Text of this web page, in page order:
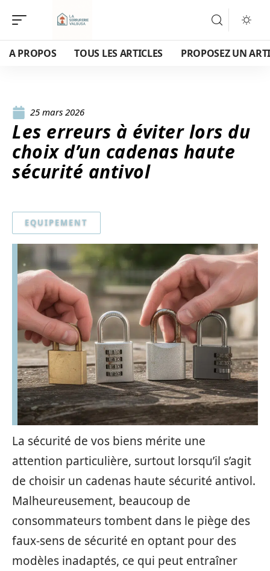
A PROPOS TOUS LES ARTICLES PROPOSEZ UN
25 mars 2026
Les erreurs à éviter lors du
choix d’un cadenas haute
sécurité antivol
EQUIPEMENT
La sécurité de vos biens mérite une
attention particulière, surtout lorsqu’il s’agit
de choisir un cadenas haute sécurité antivol.
Malheureusement, beaucoup de
consommateurs tombent dans le piège des
faux-sens de sécurité en optant pour des
modèles inadaptés, ce qui peut entraîner